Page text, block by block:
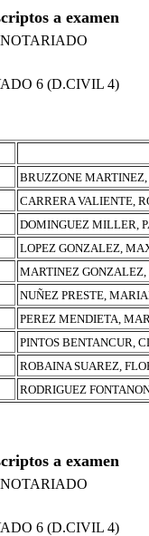
a examen
6 (D.CIVIL 4)
BRUZZONE MARTINEZ,
CARRERA VALIENTE,
DOMINGUEZ MILLER,
LOPEZ GONZALEZ,
MARTINEZ
NUÑEZ PRESTE,
PEREZ MENDIETA,
PINTOS BENTANCUR,
ROBAINA SUAREZ,
RODRIGUEZ
a examen
6 (D.CIVIL 4)